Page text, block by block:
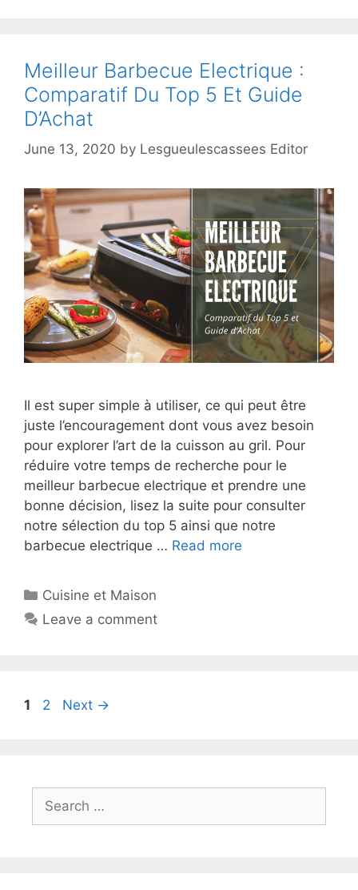
Meilleur Barbecue Electrique :
Comparatif Du Top 5 Et Guide
D’Achat
June 13, 2020 by Lesgueulescassees Editor
Il est super simple à utiliser, ce qui peut être
juste l’encouragement dont vous avez besoin
pour explorer l’art de la cuisson au gril. Pour
réduire votre temps de recherche pour le
meilleur barbecue electrique et prendre une
bonne décision, lisez la suite pour consulter
notre sélection du top 5 ainsi que notre
barbecue electrique … Read more
Cuisine et Maison
Leave a comment
1 2 Next →